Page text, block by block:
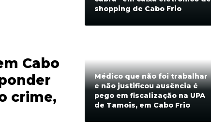
Cabo
crime,
shopping de Cabo Frio
Médico que não foi trabalhar
e não justificou ausência é
pego em fiscalização na UPA
de Tamois, em Cabo Frio